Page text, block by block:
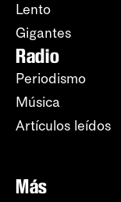
Lento
Gigantes
Radio
Periodismo
Música
Artículos leídos
Más